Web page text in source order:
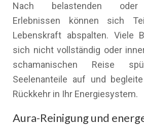
Nach belastenden oder
Erlebnissen können sich
Lebenskraft abspalten. Viele
sich nicht vollständig oder
schamanischen Reise
Seelenanteile auf und
Rückkehr in Ihr Energiesystem.
Aura-Reinigung und